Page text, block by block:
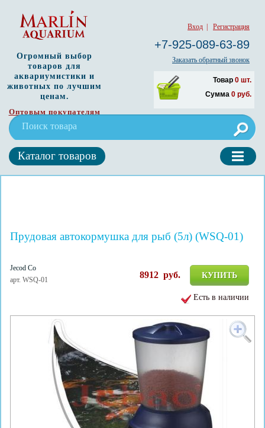
Вход Регистрация
+7-925-089-63-89
Заказать обратный звонок
Товар 0 шт.
Сумма 0 руб.
Огромный выбор
товаров для
аквариумистики и
животных по лучшим
ценам.
Оптовым покупателям
Каталог товаров
Прудовая автокормушка для рыб (5л) (WSQ-01)
Jecod Co
арт. WSQ-01
КУПИТЬ
8912 руб.
Есть в наличии